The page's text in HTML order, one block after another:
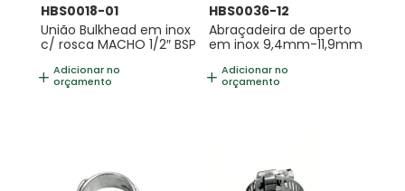
HBS0018-01
União Bulkhead em inox
c/ rosca MACHO 1/2″ BSP
Adicionar no
orçamento
HBS0036-12
Abraçadeira de aperto
em inox 9,4mm-11,9mm
Adicionar no
orçamento